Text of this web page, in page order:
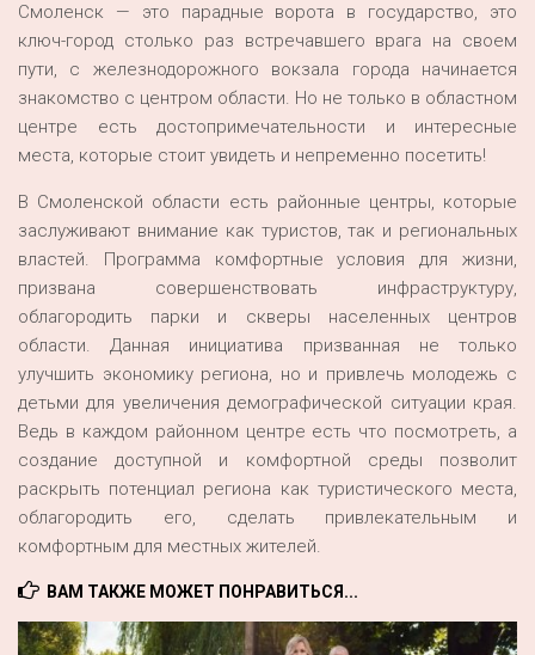
Смоленск — это парадные ворота в государство, это
ключ-город столько раз встречавшего врага на своем
пути, с железнодорожного вокзала города начинается
знакомство с центром области. Но не только в областном
центре есть достопримечательности и интересные
места, которые стоит увидеть и непременно посетить!
В Смоленской области есть районные центры, которые
заслуживают внимание как туристов, так и региональных
властей. Программа комфортные условия для жизни,
призвана совершенствовать инфраструктуру,
облагородить парки и скверы населенных центров
области. Данная инициатива призванная не только
улучшить экономику региона, но и привлечь молодежь с
детьми для увеличения демографической ситуации края.
Ведь в каждом районном центре есть что посмотреть, а
создание доступной и комфортной среды позволит
раскрыть потенциал региона как туристического места,
облагородить его, сделать привлекательным и
комфортным для местных жителей.
ВАМ ТАКЖЕ МОЖЕТ ПОНРАВИТЬСЯ...